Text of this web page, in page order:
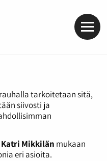
tarkoitetaan sitä,
siivosti ja
Katri Mikkilän mukaan
eri asioita.